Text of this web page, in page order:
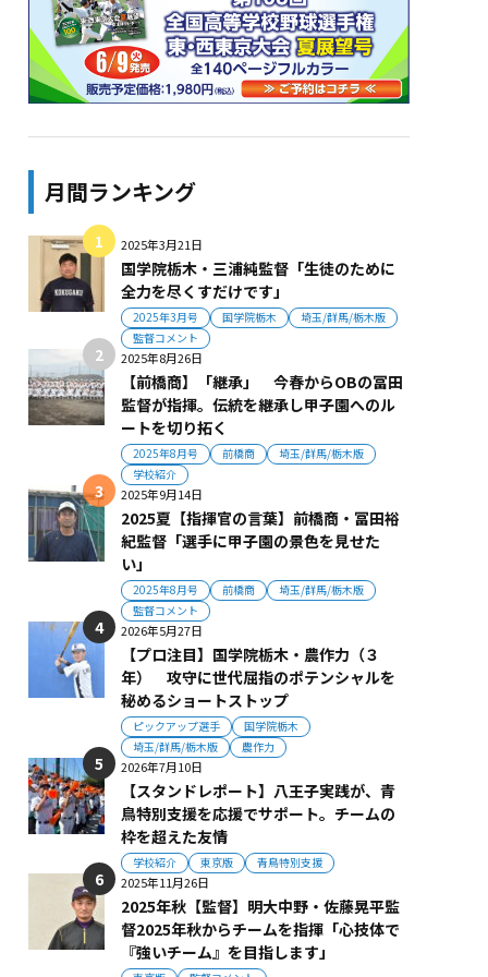
月間ランキング
2025年3月21日
国学院栃木・三浦純監督「生徒のために
全力を尽くすだけです」
2025年3月号 国学院栃木
埼玉/群馬/栃木版
監督コメント
2025年8月26日
【前橋商】「継承」 今春からOBの冨田
監督が指揮。伝統を継承し甲子園へのル
ートを切り拓く
2025年8月号 前橋商
埼玉/群馬/栃木版
学校紹介
2025年9月14日
2025夏【指揮官の言葉】前橋商・冨田裕
紀監督「選手に甲子園の景色を見せた
い」
2025年8月号 前橋商
埼玉/群馬/栃木版
監督コメント
2026年5月27日
【プロ注目】国学院栃木・農作力（３
年） 攻守に世代屈指のポテンシャルを
秘めるショートストップ
ピックアップ選手
国学院栃木
埼玉/群馬/栃木版
農作力
2026年7月10日
【スタンドレポート】八王子実践が、青
鳥特別支援を応援でサポート。チームの
枠を超えた友情
学校紹介 東京版 青鳥特別支援
2025年11月26日
2025年秋【監督】明大中野・佐藤晃平監
督2025年秋からチームを指揮「心技体で
『強いチーム』を目指します」